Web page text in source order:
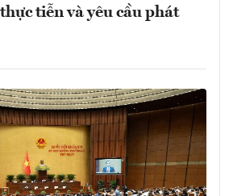
tiễn và yêu cầu phát